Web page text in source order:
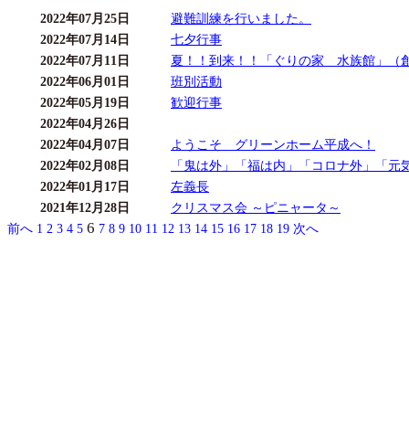
2022年07月25日
避難訓練を行いました。
2022年07月14日
七夕行事
2022年07月11日
夏！！到来！！「ぐりの家 水族館」（
2022年06月01日
班別活動
2022年05月19日
歓迎行事
2022年04月26日
2022年04月07日
ようこそ グリーンホーム平成へ！
2022年02月08日
「鬼は外」「福は内」「コロナ外」「
2022年01月17日
左義長
2021年12月28日
クリスマス会 ～ピニャータ～
前へ 1 2 3 4 5 6 7 8 9 10 11 12 13 14 15 16 17 18 19 次へ